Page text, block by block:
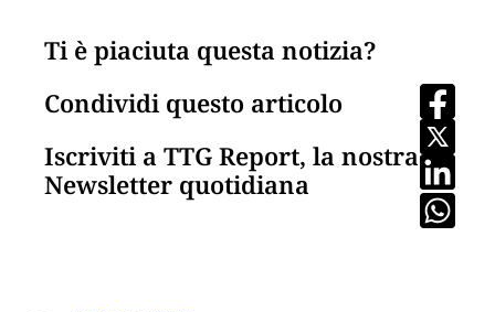
Ti è piaciuta questa notizia?
Condividi questo articolo
Iscriviti a TTG Report, la nostra
Newsletter quotidiana